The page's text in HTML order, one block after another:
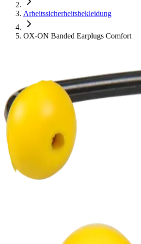
Arbeitssicherheitsbekleidung
OX-ON Banded Earplugs Comfort